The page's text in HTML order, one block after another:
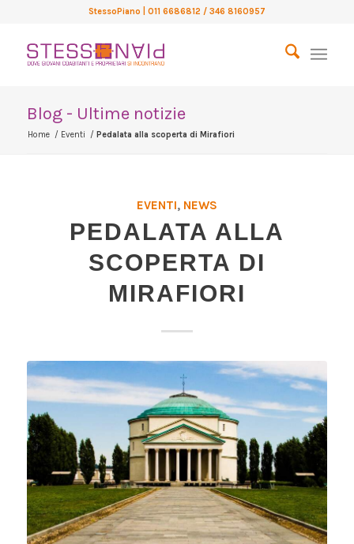
StessoPiano | 011 6686812 / 346 8160957
Blog - Ultime notizie
Home / Eventi / Pedalata alla scoperta di Mirafiori
EVENTI, NEWS
PEDALATA ALLA
SCOPERTA DI
MIRAFIORI